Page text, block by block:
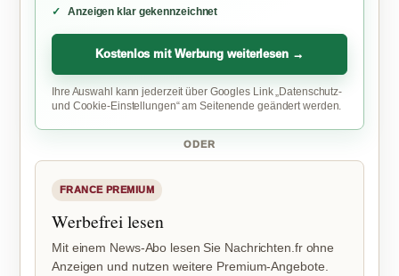
Anzeigen klar gekennzeichnet
Kostenlos mit Werbung weiterlesen →
Ihre Auswahl kann jederzeit über Googles Link „Datenschutz-
und Cookie-Einstellungen“ am Seitenende geändert werden.
ODER
FRANCE PREMIUM
Werbefrei lesen
Mit einem News-Abo lesen Sie Nachrichten.fr ohne
Anzeigen und nutzen weitere Premium-Angebote.